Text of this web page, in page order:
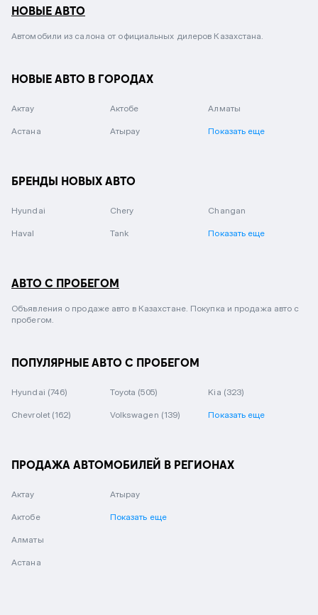
НОВЫЕ АВТО
Автомобили из салона от официальных дилеров Казахстана.
НОВЫЕ АВТО В ГОРОДАХ
Актау Актобе Алматы
Астана Атырау Показать еще
БРЕНДЫ НОВЫХ АВТО
Hyundai Chery Changan
Haval Tank Показать еще
АВТО С ПРОБЕГОМ
Объявления о продаже авто в Казахстане. Покупка и продажа авто с
пробегом.
ПОПУЛЯРНЫЕ АВТО С ПРОБЕГОМ
Hyundai (746) Toyota (505) Kia (323)
Chevrolet (162) Volkswagen (139) Показать еще
ПРОДАЖА АВТОМОБИЛЕЙ В РЕГИОНАХ
Актау
Актобе
Алматы
Астана
Атырау
Показать еще